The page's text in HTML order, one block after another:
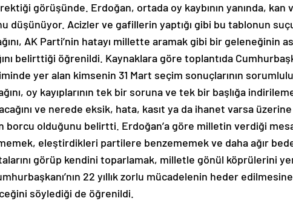
görüşünde. Erdoğan, ortada oy kaybının yanında, kan
düşünüyor. Acizler ve gafillerin yaptığı gibi bu tablonun
AK Parti’nin hatayı millette aramak gibi bir geleneğinin
belirttiği öğrenildi. Kaynaklara göre toplantıda
yer alan kimsenin 31 Mart seçim sonuçlarının
oy kayıplarının tek bir soruna ve tek bir başlığa
ve nerede eksik, hata, kasıt ya da ihanet varsa
borcu olduğunu belirtti. Erdoğan’a göre milletin verdiği
eleştirdikleri partilere benzememek ve daha ağır
görüp kendini toparlamak, milletle gönül köprülerini
22 yıllık zorlu mücadelenin heder
söylediği de öğrenildi.